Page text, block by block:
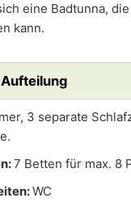
eine Badtunna,
kann.
3 separate
7 Betten für max. 8
WC